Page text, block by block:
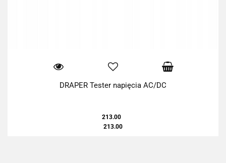
DRAPER Tester napięcia AC/DC
213.00
213.00